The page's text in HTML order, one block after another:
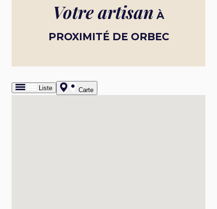
Votre artisan À
PROXIMITÉ DE ORBEC
Liste Carte